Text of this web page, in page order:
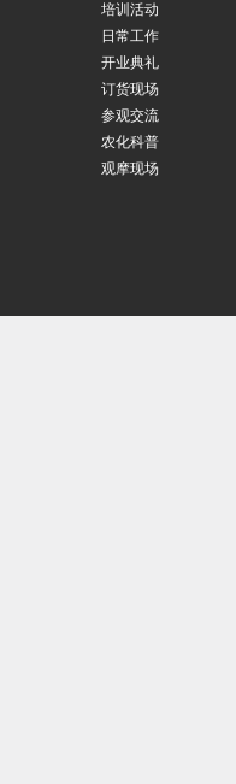
培训活动
日常工作
开业典礼
订货现场
参观交流
农化科普
观摩现场